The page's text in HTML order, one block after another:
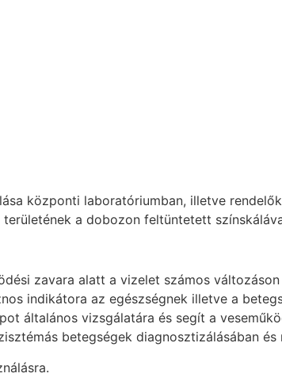
központi laboratóriumban, illetve
a dobozon feltüntetett
zavara alatt a vizelet számos
indikátora az egészségnek illetve a
általános vizsgálatára és segít a
betegségek diagnosztizálásában és